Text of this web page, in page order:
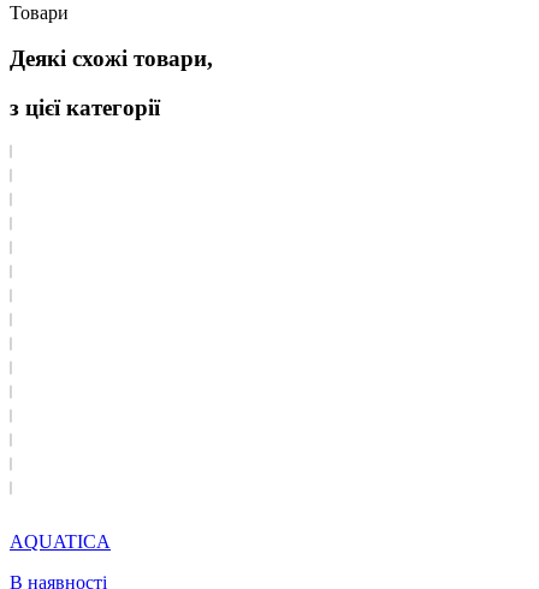
Товари
Деякі схожі товари,
з цієї категорії
AQUATICA
В наявності